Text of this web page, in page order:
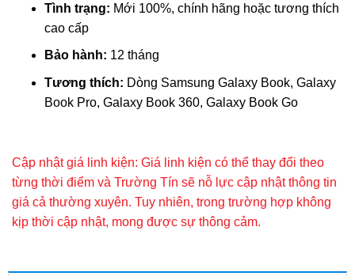
Tình trạng: Mới 100%, chính hãng hoặc tương thích
cao cấp
Bảo hành: 12 tháng
Tương thích: Dòng Samsung Galaxy Book, Galaxy
Book Pro, Galaxy Book 360, Galaxy Book Go
Cập nhật giá linh kiện: Giá linh kiện có thể thay đổi theo
từng thời điểm và Trường Tín sẽ nỗ lực cập nhật thông tin
giá cả thường xuyên. Tuy nhiên, trong trường hợp không
kịp thời cập nhật, mong được sự thông cảm.